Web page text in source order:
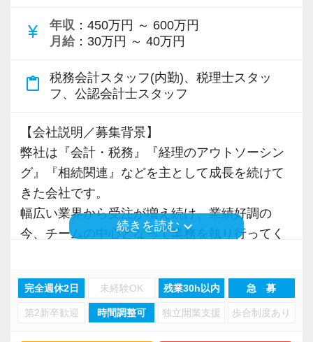
の休暇を支給し、最大6日間の試験休暇を取得で
きます。
社内には税理士試験に挑戦している職員が多数
在籍しており、仕事と勉強を両立しながら安心
ています。
【採用担当者からのメッセージ】
当事務所は最新システムを導入していますが、
一番大切にしているのは「働くメンバーの居心
地の良さ」です。
トする時間を全員が大切にしています。
経験や資格の有無にかかわらず、真面目で明る
いメンバーがあなたを温かく迎えます。
currency_yen 年収 ：450万円 ～ 600万円
月給 ：30万円 ～ 40万円
content_paste
税務会計スタッフ(内勤)、税理士スタッ
フ、公認会計士スタッフ
【会社説明／募集背景】
弊社は『会計・税務』『経理のアウトソーシン
グ』『相続関連』などを主として成長を続けて
きた会社です。
幅広い業界から受注が増え続け、業績好調の
今、チームの中心となって業務を執り行ってく
選手、芸能関係のお客様も多く来訪される機会
もあるカジュアルな雰囲気の事務所です。
続きを読むkeyboard_arrow_down
完全週休2日 未経験OK 残業30h以内 急 募
第2新卒歓迎 時間調整可 独立開業支援 歩合制度あり